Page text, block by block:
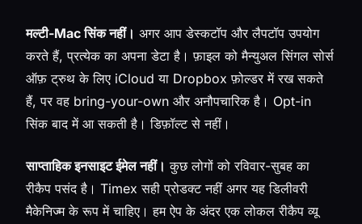
मल्टी-Mac सिंक नहीं। अगर आप डेस्कटॉप और लैपटॉप उपयोग
करते हैं, प्रत्येक का अपना डेटा है। फ़ाइल को मैन्युअल सिंगल सोर्स
ऑफ़ ट्रुथ के लिए iCloud या Dropbox फ़ोल्डर में रख सकते
हैं, पर वह bring-your-own और अनौपचारिक है। Opt-in
सिंक बाद में आ सकती है। डिफ़ॉल्ट से नहीं।
साप्ताहिक इनसाइट ईमेल नहीं। कुछ लोगों को रविवार-सुबह का
रीकैप पसंद है। Timex सही प्रोडक्ट नहीं अगर यह डिलीवरी
मैकेनिज्म के रूप में चाहिए। हम ऐप के अंदर एक लोकल रीकैप व्यू